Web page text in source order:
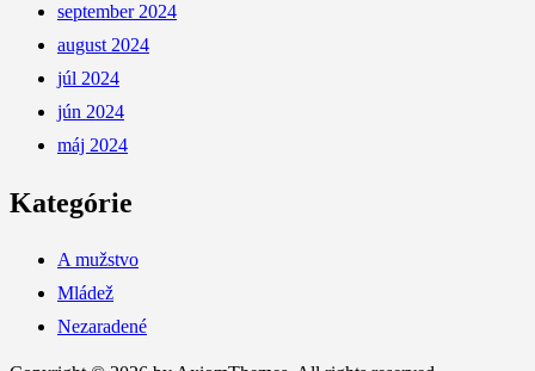
september 2024
august 2024
júl 2024
jún 2024
máj 2024
Kategórie
A mužstvo
Mládež
Nezaradené